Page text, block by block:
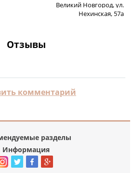
Великий Новгород, ул.
Нехинская, 57а
Отзывы
комментарий
разделы
Информация